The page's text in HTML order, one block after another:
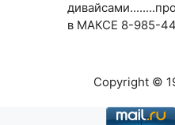
в МАКСЕ 8-985-
Copyright ©